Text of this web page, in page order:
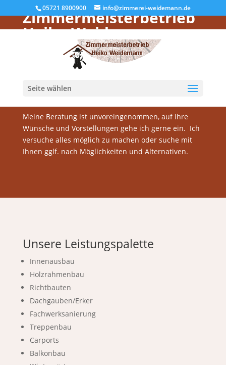
05721 8900900 info@zimmerei-weidemann.de
Seite wählen
Zimmermeisterbetrieb
Heiko Weidemann
Auf diesen Seiten bekommen Sie einen kleinen
Überblick über mich, meine Arbeit und Leistungen
Qualitätsarbeit aus erster Hand, das umfasst die
Meine Beratung ist unvoreingenommen, auf Ihre
Wünsche und Vorstellungen gehe ich gerne ein. Ich
versuche alles möglich zu machen oder suche mit
Ihnen gglf. nach Möglichkeiten und Alternativen.
Unsere Leistungspalette
Innenausbau
Holzrahmenbau
Richtbauten
Dachgauben/Erker
Fachwerksanierung
Treppenbau
Carports
Balkonbau